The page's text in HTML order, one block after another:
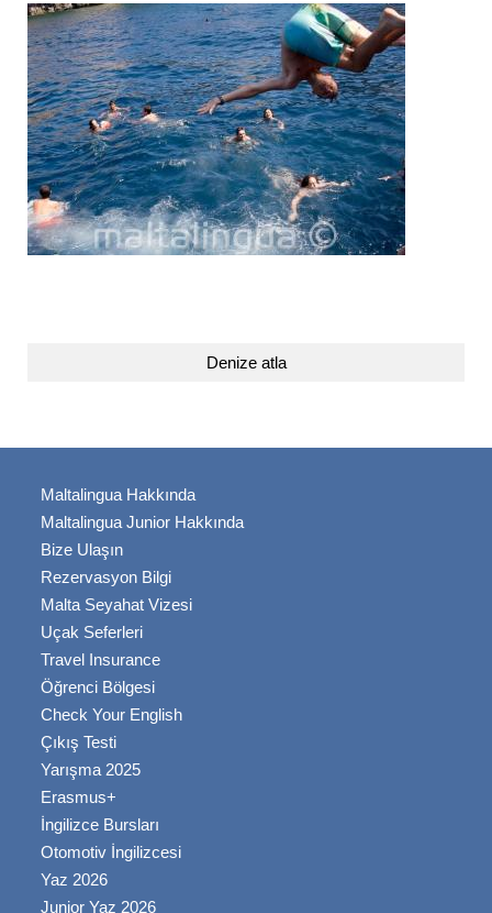
Denize atla
Maltalingua Hakkında
Maltalingua Junior Hakkında
Bize Ulaşın
Rezervasyon Bilgi
Malta Seyahat Vizesi
Uçak Seferleri
Travel Insurance
Öğrenci Bölgesi
Check Your English
Çıkış Testi
Yarışma 2025
Erasmus+
İngilizce Bursları
Otomotiv İngilizcesi
Yaz 2026
Junior Yaz 2026